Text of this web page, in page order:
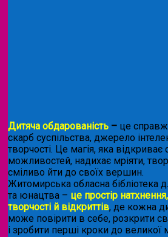
Дитяча обдарованість – це
скарб суспільства, джерело
творчості. Це магія, яка відкриває
можливостей, надихає мріяти,
сміливо йти до своїх вершин.
Житомирська обласна бібліотека
та юнацтва – це простір натхнення,
творчості й відкриттів, де кожна
може повірити в себе, розкрити
і зробити перші кроки до великої